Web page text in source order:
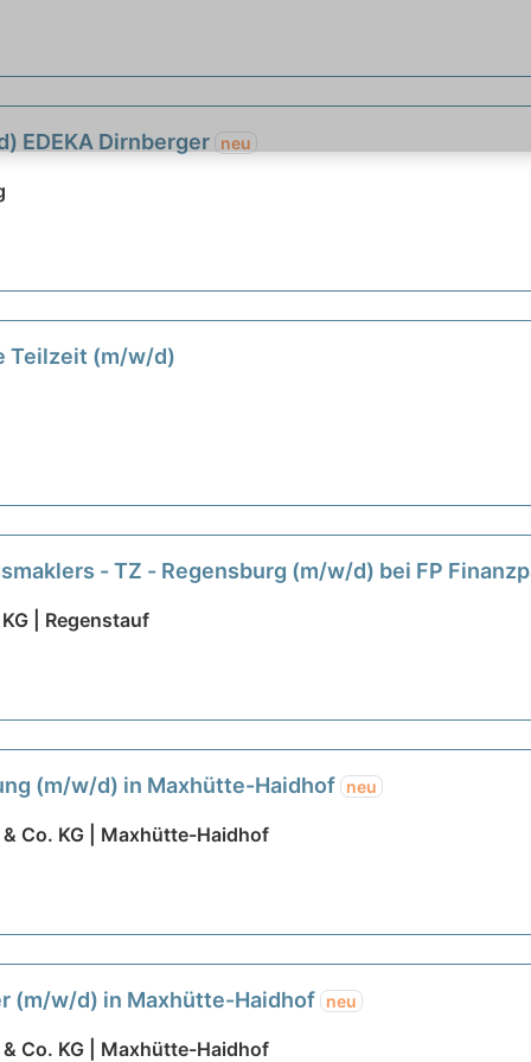
EDEKA Dirnberger neu
Teilzeit (m/w/d)
- TZ - Regensburg (m/w/d) bei FP
| Regenstauf
(m/w/d) in Maxhütte-Haidhof neu
Co. KG | Maxhütte-Haidhof
(m/w/d) in Maxhütte-Haidhof neu
Co. KG | Maxhütte-Haidhof